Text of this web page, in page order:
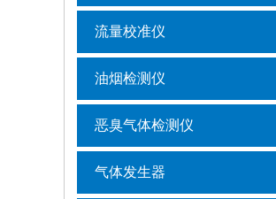
流量校准仪
油烟检测仪
恶臭气体检测仪
气体发生器